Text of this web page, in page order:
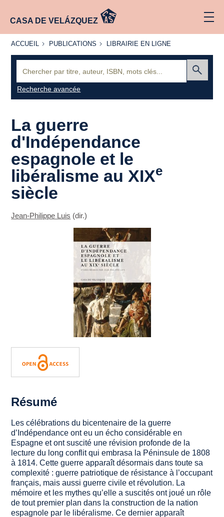
CASA DE VELÁZQUEZ
ACCUEIL
ACCUEIL PUBLICATIONS
PUBLICATIONS
LIBRAIRIE
LIBRAIRIE EN LIGNE
Recherche avancée
La guerre
d'Indépendance
espagnole et le
libéralisme au XIXe
siècle
Jean-Philippe Luis (dir.)
Résumé
Les célébrations du bicentenaire de la guerre
d’Indépendance ont eu un écho considérable en
Espagne et ont suscité une révision profonde de la
lecture du long conflit qui embrasa la Péninsule de 1808
à 1814. Cette guerre apparaît désormais dans toute sa
complexité : guerre patriotique de résistance à l’occupant
français, mais aussi guerre civile et révolution. La
mémoire et les mythes qu’elle a suscités ont joué un rôle
de tout premier plan dans la construction de la nation
espagnole par le libéralisme. Ce dernier apparaît